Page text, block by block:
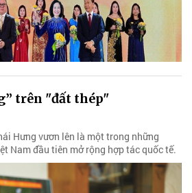
trên "đất thép"
Hưng vươn lên là một trong những
Nam đầu tiên mở rộng hợp tác quốc tế.